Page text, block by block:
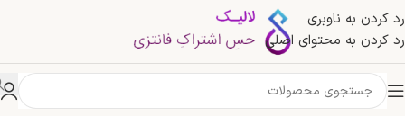
رد کردن به ناوبری
رد کردن به محتوای اصلی
خانه »فروشگاه »ادکلن ال هوم گریتیست جی پارلیس | Geparlys L’homme Greatest